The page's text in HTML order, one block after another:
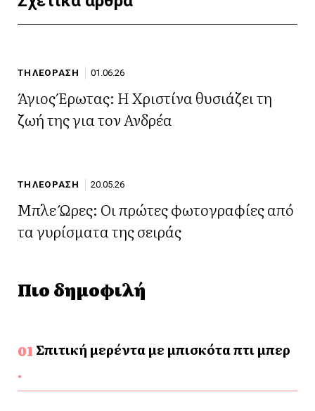
ΤΗΛΕΟΡΑΣΗ 01.06.26
Άγιος Έρωτας: Η Χριστίνα θυσιάζει τη
ζωή της για τον Ανδρέα
ΤΗΛΕΟΡΑΣΗ 20.05.26
Μπλε Ώρες: Οι πρώτες φωτογραφίες από
τα γυρίσματα της σειράς
Πιο δημοφιλή
Σπιτική μερέντα με μπισκότα πτι μπερ